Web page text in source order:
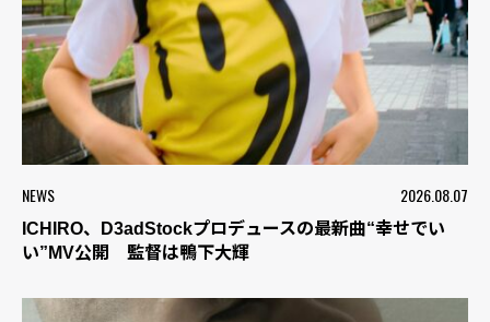
NEWS 2026.08.07
ICHIRO、D3adStockプロデュースの最新曲“幸せでい
い”MV公開 監督は鴨下大輝